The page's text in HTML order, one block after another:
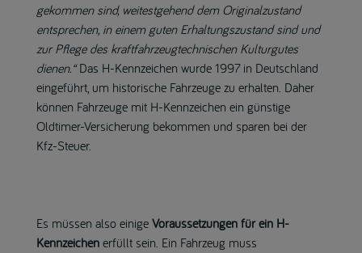
gekommen sind, weitestgehend dem Originalzustand
entsprechen, in einem guten Erhaltungszustand sind und
zur Pflege des kraftfahrzeugtechnischen Kulturgutes
dienen.“Das H-Kennzeichen wurde 1997 in Deutschland
eingeführt, um historische Fahrzeuge zu erhalten. Daher
können Fahrzeuge mit H-Kennzeichen ein günstige
Oldtimer-Versicherung bekommen und sparen bei der
Kfz-Steuer.
Es müssen also einige Voraussetzungen für ein H-
Kennzeichenerfüllt sein. Ein Fahrzeug muss